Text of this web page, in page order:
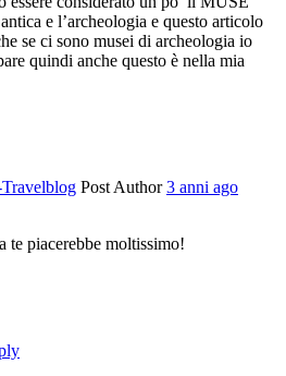
e l’archeologia e questo articolo
se ci sono musei di archeologia io
quindi anche questo è nella mia
Post Author 3 anni ago
te piacerebbe moltissimo!